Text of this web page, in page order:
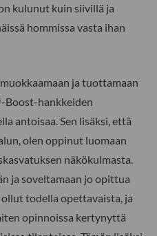
kulunut kuin siivillä ja
hommissa vasta ihan
ja tuottamaan
Boost-hankkeiden
antoisaa. Sen lisäksi, että
olen oppinut luomaan
näkökulmasta.
ja soveltamaan jo opittua
todella opettavaista, ja
opinnoissa kertynyttä